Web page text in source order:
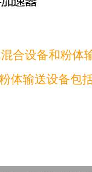
合设备和粉体
体输送设备包